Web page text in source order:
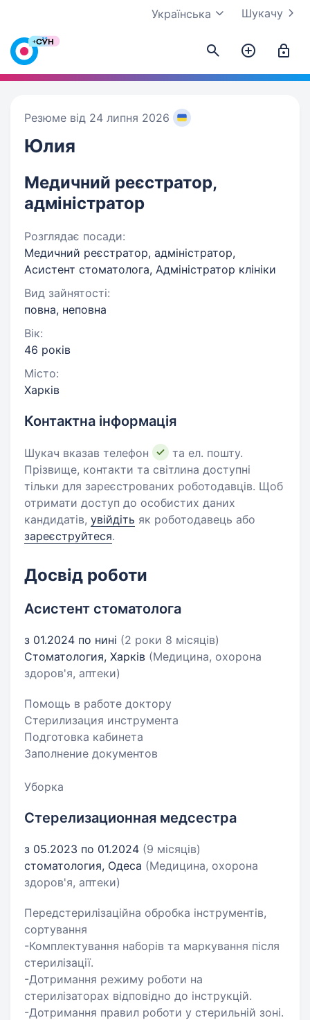
Шукачу
Українська
Резюме від 24 липня 2026
Юлия
Медичний реєстратор,
адміністратор
Розглядає посади:
Медичний реєстратор, адміністратор,
Асистент стоматолога, Адміністратор клініки
Вид зайнятості:
повна, неповна
Вік:
46 років
Місто:
Харків
Контактна інформація
Шукач вказав телефон
та ел. пошту.
Прізвище, контакти та світлина доступні
тільки для зареєстрованих роботодавців. Щоб
отримати доступ до особистих даних
кандидатів, увійдіть як роботодавець або
зареєструйтеся.
Досвід роботи
Асистент стоматолога
з 01.2024 по нині (2 роки 8 місяців)
Стоматология, Харків (Медицина, охорона
здоров'я, аптеки)
Помощь в работе доктору
Стерилизация инструмента
Подготовка кабинета
Заполнение документов
Уборка
Стерелизационная медсестра
з 05.2023 по 01.2024 (9 місяців)
стоматология, Одеса (Медицина, охорона
здоров'я, аптеки)
Передстерилізаційна обробка інструментів,
сортування
-Комплектування наборів та маркування після
стерилізації.
-Дотримання режиму роботи на
стерилізаторах відповідно до інструкцій.
-Дотримання правил роботи у стерильній зоні.